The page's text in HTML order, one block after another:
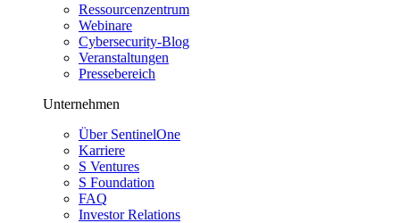
Ressourcenzentrum
Webinare
Cybersecurity-Blog
Veranstaltungen
Pressebereich
Unternehmen
Über SentinelOne
Karriere
S Ventures
S Foundation
FAQ
Investor Relations